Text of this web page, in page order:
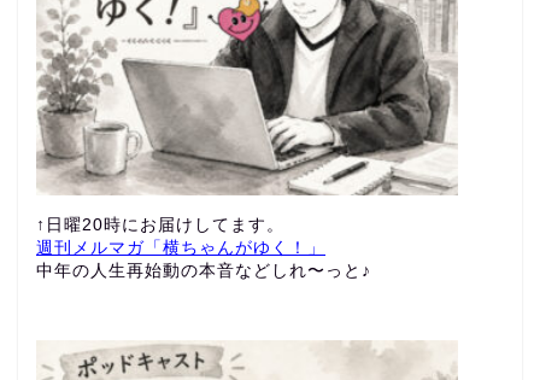
↑日曜20時にお届けしてます。
週刊メルマガ「横ちゃんがゆく！」
中年の人生再始動の本音などしれ〜っと♪